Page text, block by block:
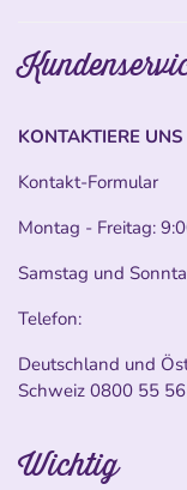
KONTAKTIERE UNS
Kontakt-Formular
Montag - Freitag:
Samstag und
Telefon:
Deutschland und
Schweiz 0800 55
Wichtig